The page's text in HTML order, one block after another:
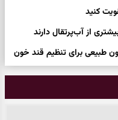
کنید
طبیعی برای تنظیم قند خون